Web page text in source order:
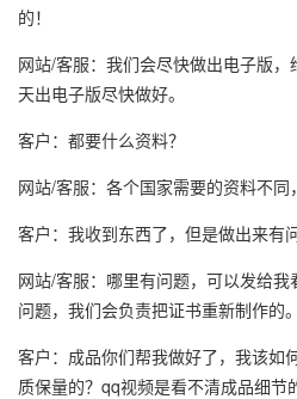
的！
网站/客服：我们会尽快做出电子版
天出电子版尽快做好。
客户：都要什么资料？
网站/客服：各个国家需要的资料不同
客户：我收到东西了，但是做出来有
网站/客服：哪里有问题，可以发给
问题，我们会负责把证书重新制作的。
客户：成品你们帮我做好了，我该如
质保量的？qq视频是看不清成品细节